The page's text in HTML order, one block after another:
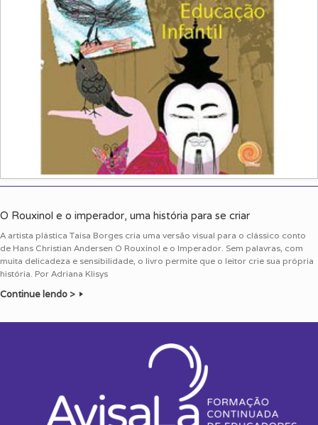
O Rouxinol e o imperador, uma história para se criar
A artista plástica Taisa Borges cria uma versão visual para o clássico conto
de Hans Christian Andersen O Rouxinol e o Imperador. Sem palavras, com
muita delicadeza e sensibilidade, o livro permite que o leitor crie sua própria
história. Por Adriana Klisys
Continue lendo >